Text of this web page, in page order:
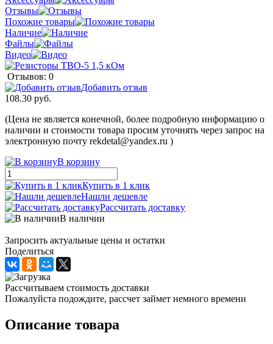
Отзывы
Похожие товары
Наличие
Файлы
Видео
Отзывов: 0
Добавить отзыв
108.30 руб.
(Цена не является конечной, более подробную информацию о
наличии и стоимости товара просим уточнять через запрос на
электронную почту rekdetal@yandex.ru )
В корзину
Купить в 1 клик
Нашли дешевле
Рассчитать доставку
В наличии
Запросить актуальные цены и остатки
Поделиться
Рассчитываем стоимость доставки
Пожалуйста подождите, рассчет займет немного времени
Описание товара